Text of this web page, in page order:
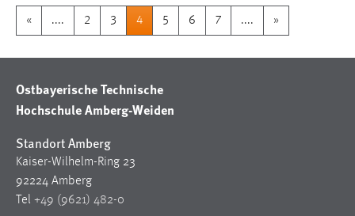
« .... 2 3 4 5 6 7 .... »
Ostbayerische Technische
Hochschule Amberg-Weiden
Standort Amberg
Kaiser-Wilhelm-Ring 23
92224 Amberg
Tel +49 (9621) 482-0